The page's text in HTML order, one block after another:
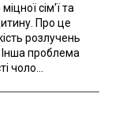
сім'ї та
Про це
розлучень
проблема
чоло...